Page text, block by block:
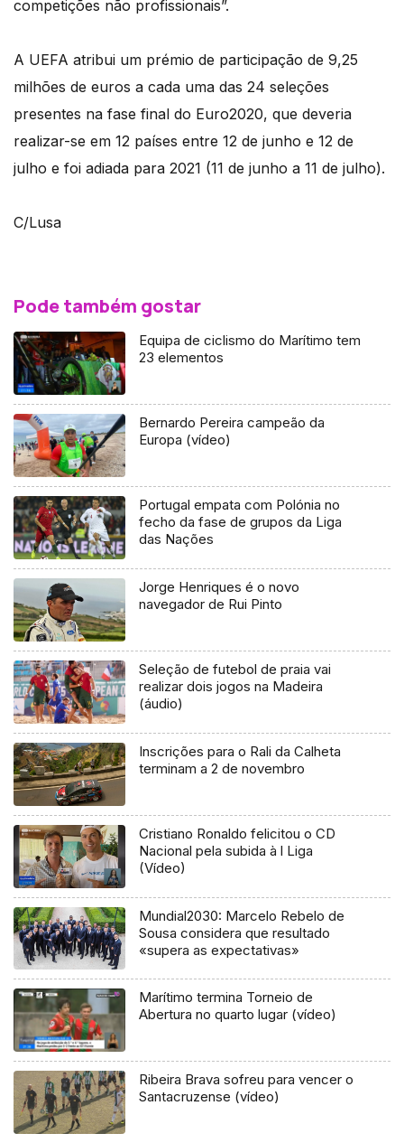
competições não profissionais”.
A UEFA atribui um prémio de participação de 9,25
milhões de euros a cada uma das 24 seleções
presentes na fase final do Euro2020, que deveria
realizar-se em 12 países entre 12 de junho e 12 de
julho e foi adiada para 2021 (11 de junho a 11 de julho).
C/Lusa
Pode também gostar
Equipa de ciclismo do Marítimo tem
23 elementos
Bernardo Pereira campeão da
Europa (vídeo)
Portugal empata com Polónia no
fecho da fase de grupos da Liga
das Nações
Jorge Henriques é o novo
navegador de Rui Pinto
Seleção de futebol de praia vai
realizar dois jogos na Madeira
(áudio)
Inscrições para o Rali da Calheta
terminam a 2 de novembro
Cristiano Ronaldo felicitou o CD
Nacional pela subida à l Liga
(Vídeo)
Mundial2030: Marcelo Rebelo de
Sousa considera que resultado
«supera as expectativas»
Marítimo termina Torneio de
Abertura no quarto lugar (vídeo)
Ribeira Brava sofreu para vencer o
Santacruzense (vídeo)